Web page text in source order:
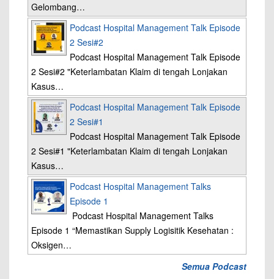
Gelombang…
Podcast Hospital Management Talk Episode
2 Sesi#2
Podcast Hospital Management Talk Episode
2 Sesi#2 "Keterlambatan Klaim di tengah Lonjakan
Kasus…
Podcast Hospital Management Talk Episode
2 Sesi#1
Podcast Hospital Management Talk Episode
2 Sesi#1 "Keterlambatan Klaim di tengah Lonjakan
Kasus…
Podcast Hospital Management Talks
Episode 1
Podcast Hospital Management Talks
Episode 1 “Memastikan Supply Logisitik Kesehatan :
Oksigen…
Semua Podcast